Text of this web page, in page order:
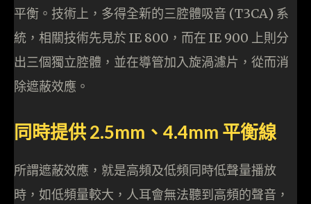
平衡。技術上，多得全新的三腔體吸音 (T3CA) 系
統，相關技術先見於 IE 800，而在 IE 900 上則分
出三個獨立腔體，並在導管加入旋渦濾片，從而消
除遮蔽效應。
同時提供 2.5mm、4.4mm 平衡線
所謂遮蔽效應，就是高頻及低頻同時低聲量播放
時，如低頻量較大，人耳會無法聽到高頻的聲音，